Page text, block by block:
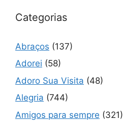
Categorias
Abraços (137)
Adorei (58)
Adoro Sua Visita (48)
Alegria (744)
Amigos para sempre (321)